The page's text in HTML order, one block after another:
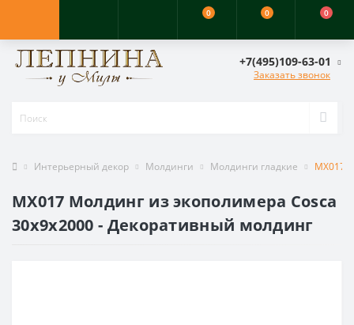
0 0 0
+7(495)109-63-01
Заказать звонок
Интерьерный декор Молдинги Молдинги гладкие MX017
MX017 Молдинг из экополимера Cosca
30х9х2000 - Декоративный молдинг